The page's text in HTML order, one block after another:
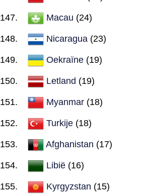
Macau (24)
Nicaragua (23)
Oekraïne (19)
Letland (19)
Myanmar (18)
Turkije (18)
Afghanistan (17)
Libië (16)
Kyrgyzstan (15)